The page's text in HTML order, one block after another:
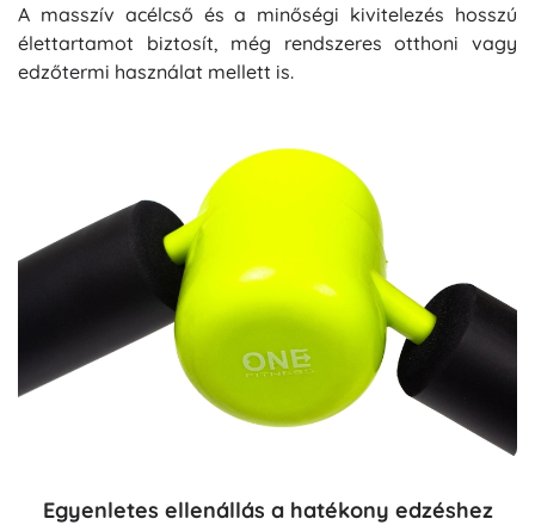
A masszív acélcső és a minőségi kivitelezés hosszú
élettartamot biztosít, még rendszeres otthoni vagy
edzőtermi használat mellett is.
Egyenletes ellenállás a hatékony edzéshez